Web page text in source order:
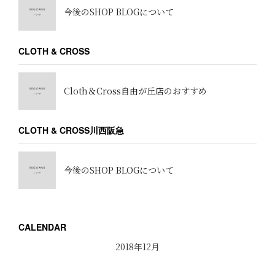
今後のSHOP BLOGについて
CLOTH & CROSS
Cloth＆Cross自由が丘店のおすすめ
CLOTH & CROSS川西阪急
今後のSHOP BLOGについて
CALENDAR
2018年12月